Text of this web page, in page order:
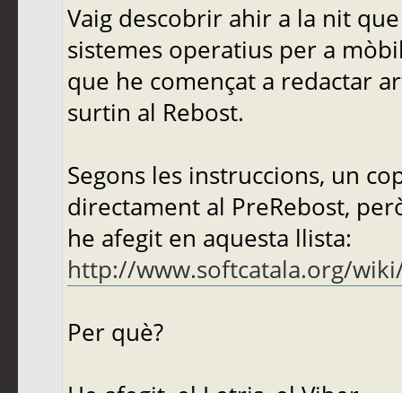
Vaig descobrir ahir a la nit
sistemes operatius per a
que he començat a redactar
surtin al Rebost.
Segons les instruccions, un
directament al PreRebost,
he afegit en aquesta llista:
http://www.softcatala.org/
Per què?